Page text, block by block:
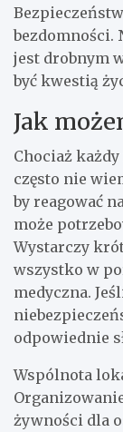
bezdomności.
jest drobnym
być kwestią
Jak
Chociaż każdy
często nie
by reagować
może
Wystarczy
wszystko w
medyczna.
odpowiednie
Wspólnota
żywności dla